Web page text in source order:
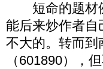
短命的题材例
能后来炒作者自
不大的。转而到
（601890），